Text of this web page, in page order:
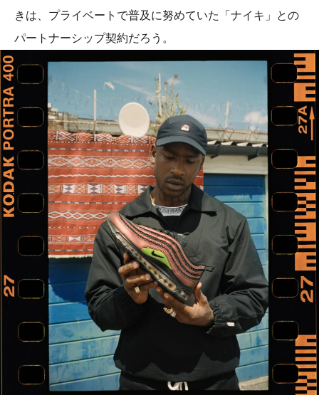
きは、プライベートで普及に努めていた「ナイキ」との
パートナーシップ契約だろう。